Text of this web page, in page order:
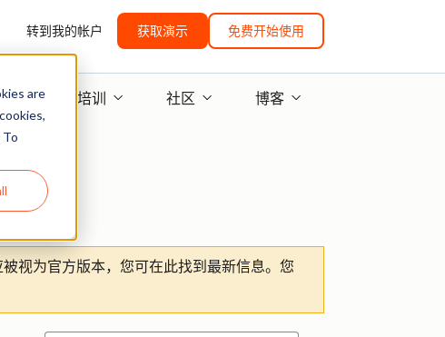
are
转到我的帐户 获取演示 免费开始使用
培训 社区 博客
视为官方版本，您可在此找到最新信息。您